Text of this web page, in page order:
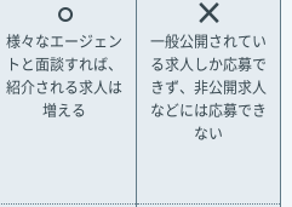
○
様々なエージェン
トと面談すれば、
紹介される求人は
増える
×
一般公開されてい
る求人しか応募で
きず、非公開求人
などには応募でき
ない